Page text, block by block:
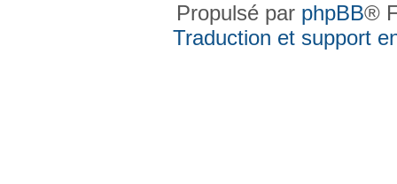
Propulsé par phpBB®
Traduction et support